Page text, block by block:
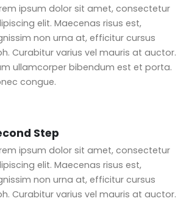
ipsum dolor sit amet, consectetur
elit. Maecenas risus est,
non urna at, efficitur cursus
Curabitur varius vel mauris at auctor.
ullamcorper bibendum est et porta.
congue.
Step
ipsum dolor sit amet, consectetur
elit. Maecenas risus est,
non urna at, efficitur cursus
Curabitur varius vel mauris at auctor.